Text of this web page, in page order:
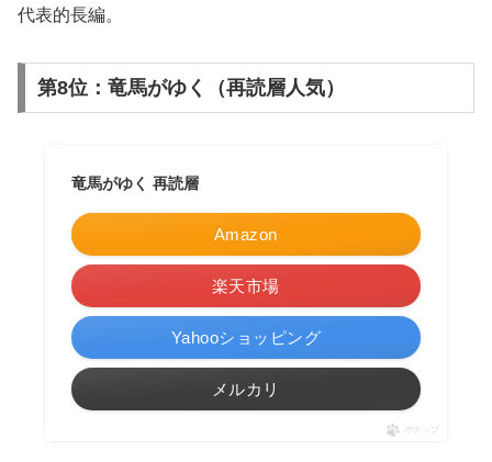
代表的長編。
第8位：竜馬がゆく（再読層人気）
竜馬がゆく 再読層
Amazon
楽天市場
Yahooショッピング
メルカリ
ポチップ